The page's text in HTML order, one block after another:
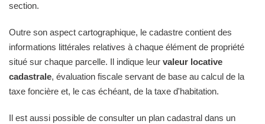
section.
Outre son aspect cartographique, le cadastre contient des
informations littérales relatives à chaque élément de propriété
situé sur chaque parcelle. Il indique leur valeur locative
cadastrale, évaluation fiscale servant de base au calcul de la
taxe foncière et, le cas échéant, de la taxe d'habitation.
Il est aussi possible de consulter un plan cadastral dans un